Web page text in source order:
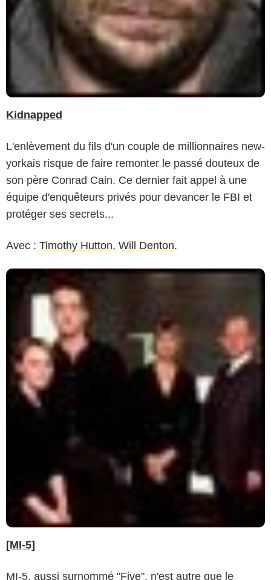
Kidnapped
L'enlèvement du fils d'un couple de millionnaires new-
yorkais risque de faire remonter le passé douteux de
son père Conrad Cain. Ce dernier fait appel à une
équipe d'enquêteurs privés pour devancer le FBI et
protéger ses secrets...
Avec : Timothy Hutton, Will Denton.
[MI-5]
MI-5, aussi surnommé "Five", n'est autre que le